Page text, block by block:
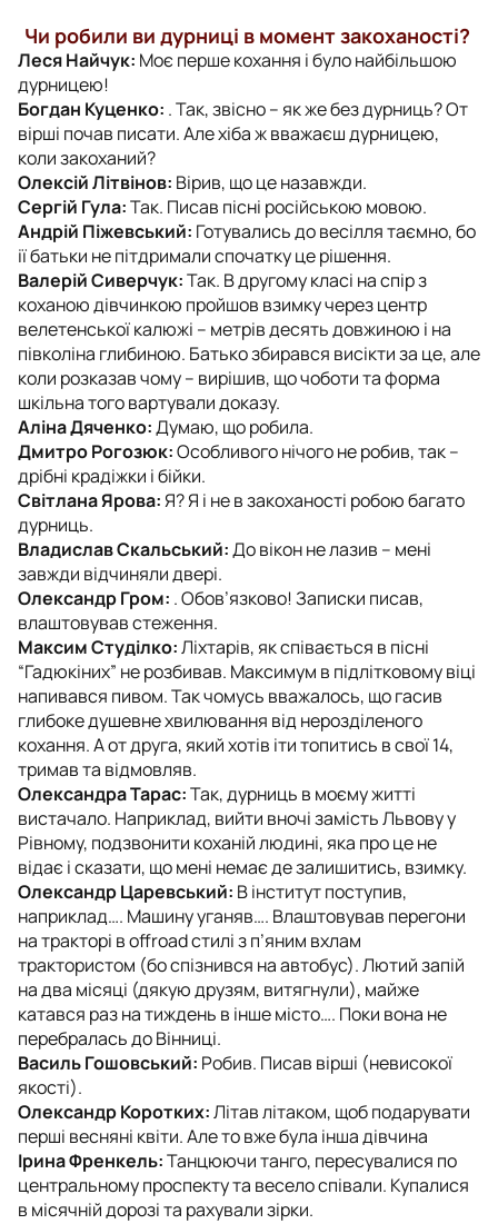
Чи робили ви дурниці в момент закоханості?
Леся Найчук: Моє перше кохання і було найбільшою
дурницею!
Богдан Куценко: . Так, звісно – як же без дурниць? От
вірші почав писати. Але хіба ж вважаєш дурницею,
коли закоханий?
Олексій Літвінов: Вірив, що це назавжди.
Сергій Гула:Так. Писав пісні російською мовою.
Андрій Піжевський: Готувались до весілля таємно, бо
ії батьки не пітдримали спочатку це рішення.
Валерій Сиверчук:Так. В другому класі на спір з
коханою дівчинкою пройшов взимку через центр
велетенської калюжі – метрів десять довжиною і на
півколіна глибиною. Батько збирався висікти за це, але
коли розказав чому – вирішив, що чоботи та форма
шкільна того вартували доказу.
Аліна Дяченко:Думаю, що робила.
Дмитро Рогозюк:Особливого нічого не робив, так –
дрібні крадіжки і бійки.
Світлана Ярова:Я? Я і не в закоханості робою багато
дурниць.
Владислав Скальський:До вікон не лазив – мені
завжди відчиняли двері.
Олександр Гром: . Обов’язково! Записки писав,
влаштовував стеження.
Максим Студілко:Ліхтарів, як співається в пісні
“Гадюкіних” не розбивав. Максимум в підлітковому віці
напивався пивом. Так чомусь вважалось, що гасив
глибоке душевне хвилювання від нерозділеного
кохання. А от друга, який хотів іти топитись в свої 14,
тримав та відмовляв.
Олександра Тарас:Так, дурниць в моєму житті
вистачало. Наприклад, вийти вночі замість Львову у
Рівному, подзвонити коханій людині, яка про це не
відає і сказати, що мені немає де залишитись, взимку.
Олександр Царевський: В інститут поступив,
наприклад…. Машину уганяв…. Влаштовував перегони
на тракторі в offroad стилі з п’яним вхлам
трактористом (бо спізнився на автобус). Лютий запій
на два місяці (дякую друзям, витягнули), майже
катався раз на тиждень в інше місто…. Поки вона не
перебралась до Вінниці.
Василь Гошовський: Робив. Писав вірші (невисокої
якості).
Олександр Коротких:Літав літаком, щоб подарувати
перші весняні квіти. Але то вже була інша дівчина
Ірина Френкель:Танцюючи танго, пересувалися по
центральному проспекту та весело співали. Купалися
в місячній дорозі та рахували зірки.